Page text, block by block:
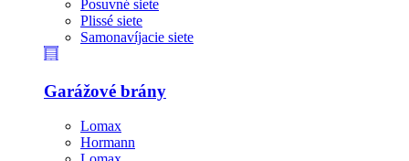
Posuvné siete
Plissé siete
Samonavíjacie siete
Garážové brány
Lomax
Hormann